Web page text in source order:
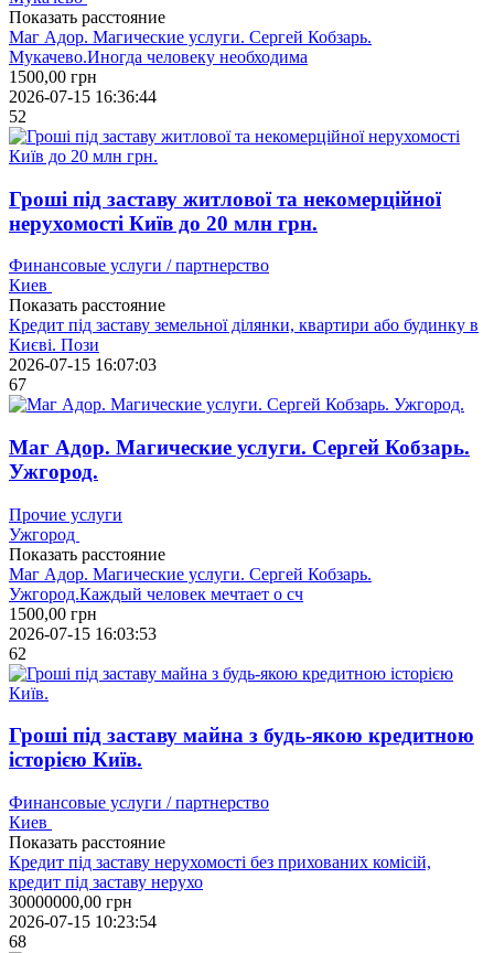
Показать расстояние
Маг Адор. Магические услуги. Сергей Кобзарь.
Мукачево.Иногда человеку необходима
1500,00 грн
2026-07-15 16:36:44
52
Гроші під заставу житлової та некомерційної
нерухомості Київ до 20 млн грн.
Финансовые услуги / партнерство
Киев
Показать расстояние
Кредит під заставу земельної ділянки, квартири або будинку в
Києві. Пози
2026-07-15 16:07:03
67
Маг Адор. Магические услуги. Сергей Кобзарь.
Ужгород.
Прочие услуги
Ужгород
Показать расстояние
Маг Адор. Магические услуги. Сергей Кобзарь.
Ужгород.Каждый человек мечтает о сч
1500,00 грн
2026-07-15 16:03:53
62
Гроші під заставу майна з будь-якою кредитною
історією Київ.
Финансовые услуги / партнерство
Киев
Показать расстояние
Кредит під заставу нерухомості без прихованих комісій,
кредит під заставу нерухо
30000000,00 грн
2026-07-15 10:23:54
68